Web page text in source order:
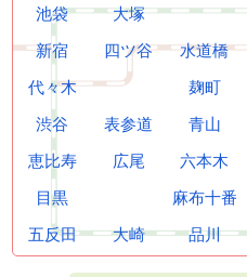
池袋
大塚
新宿
四ツ谷 水道橋
代々木
麹町
渋谷
表参道 青山
恵比寿
広尾 六本木
目黒
麻布十番
五反田
大崎 品川